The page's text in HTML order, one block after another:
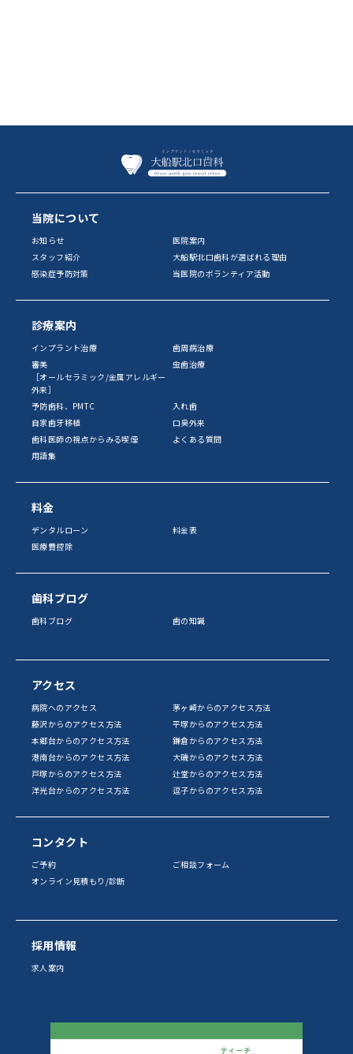
当院について
お知らせ
医院案内
スタッフ紹介
大船駅北口歯科が選ばれる理由
感染症予防対策
当医院のボランティア活動
診療案内
インプラント治療
歯周病治療
審美
［オールセラミック/金属アレルギー
外来］
虫歯治療
予防歯科、PMTC
入れ歯
自家歯牙移植
口臭外来
歯科医師の視点からみる喫煙
よくある質問
用語集
料金
デンタルローン
料金表
医療費控除
歯科ブログ
歯科ブログ 歯の知識
アクセス
病院へのアクセス
茅ヶ崎からのアクセス方法
藤沢からのアクセス方法
平塚からのアクセス方法
本郷台からのアクセス方法
鎌倉からのアクセス方法
港南台からのアクセス方法
大磯からのアクセス方法
戸塚からのアクセス方法
辻堂からのアクセス方法
洋光台からのアクセス方法
逗子からのアクセス方法
コンタクト
ご予約
ご相談フォーム
オンライン見積もり/診断
採用情報
求人案内